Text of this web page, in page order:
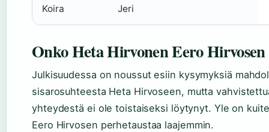
Koira Jeri
Onko Heta Hirvonen Eero Hirvosen
Julkisuudessa on noussut esiin kysymyksiä
sisarosuhteesta Heta Hirvoseen, mutta
yhteydestä ei ole toistaiseksi löytynyt. Yle on
Eero Hirvosen perhetaustaa laajemmin.